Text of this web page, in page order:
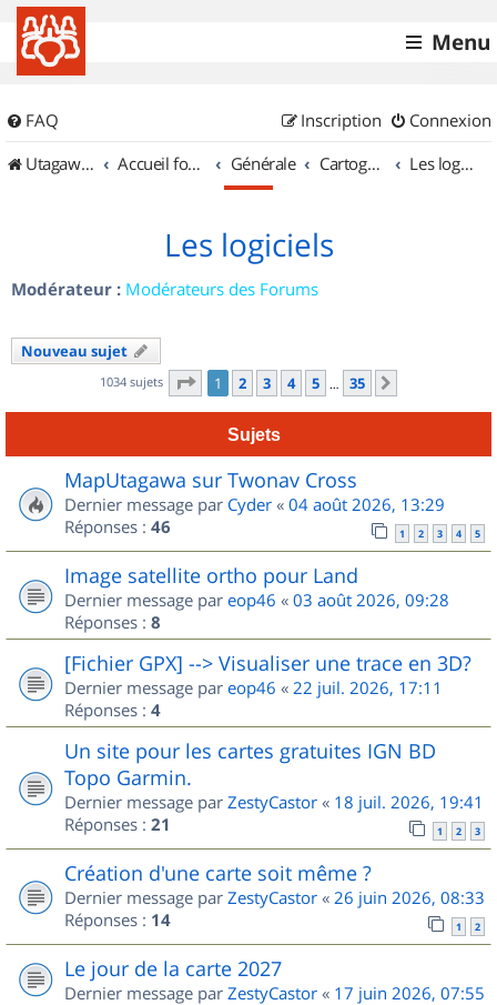
Menu
FAQ Connexion
Inscription
UtagawaVTT (Randos VTT et VTTAE avec traces GPS)
Accueil forum Générale Cartographie et GPS Les logiciels
Les logiciels
Modérateur : Modérateurs des Forums
Nouveau sujet
1034 sujets Page 1sur
1 2 3 4 5 … 35
Sujets
MapUtagawa sur Twonav Cross
Dernier message par Cyder « 04 août 2026, 13:29
Réponses : 46 1 2 3 4 5
Image satellite ortho pour Land
Dernier message par eop46 « 03 août 2026, 09:28
Réponses : 8
[Fichier GPX] --> Visualiser une trace en 3D?
Dernier message par eop46 « 22 juil. 2026, 17:11
Réponses : 4
Un site pour les cartes gratuites IGN BD
Topo Garmin.
Dernier message par ZestyCastor « 18 juil. 2026, 19:41
Réponses : 21 1 2 3
Création d'une carte soit même ?
Dernier message par ZestyCastor « 26 juin 2026, 08:33
Réponses : 14 1 2
Le jour de la carte 2027
Dernier message par ZestyCastor « 17 juin 2026, 07:55